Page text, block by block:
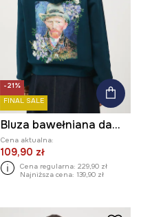
-21%
FINAL SALE
Bluza bawełniana damska z kolekcji Eviva L'arte
Cena aktualna:
109,90 zł
Cena regularna: 229,90 zł
Najniższa cena: 139,90 zł